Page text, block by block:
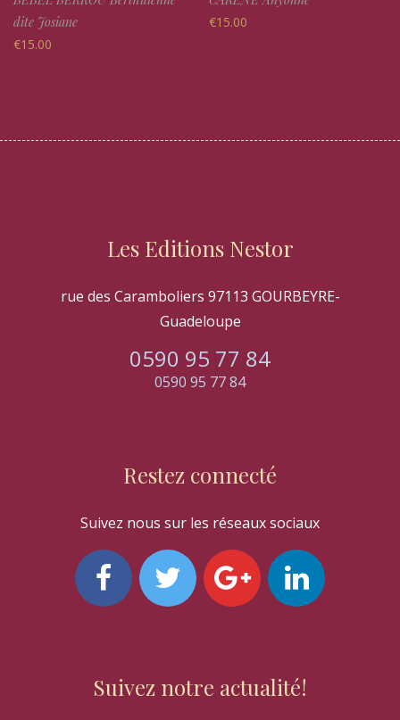
dite Josiane
€15.00
€15.00
Les Editions Nestor
rue des Caramboliers 97113 GOURBEYRE-
Guadeloupe
0590 95 77 84
0590 95 77 84
Restez connecté
Suivez nous sur les réseaux sociaux
Suivez notre actualité!